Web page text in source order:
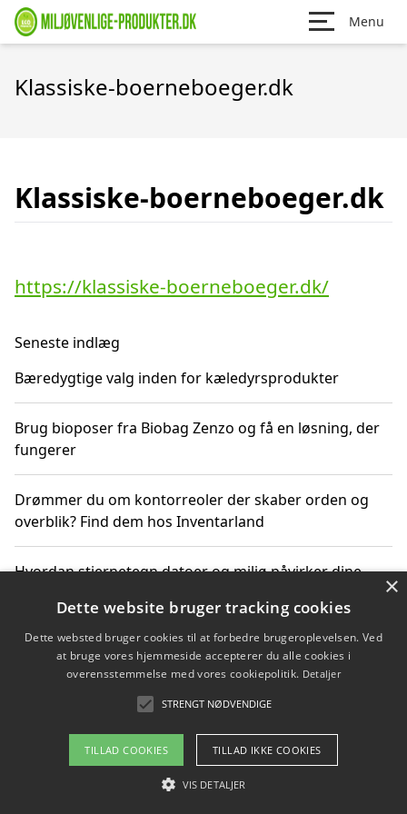
Menu
Klassiske-boerneboeger.dk
Klassiske-boerneboeger.dk
https://klassiske-boerneboeger.dk/
Seneste indlæg
Bæredygtige valg inden for kæledyrsprodukter
Brug bioposer fra Biobag Zenzo og få en løsning, der
fungerer
Drømmer du om kontorreoler der skaber orden og
overblik? Find dem hos Inventarland
Hvordan stjernetegn datoer og miljø påvirker dine
Bæredygtige gadgets til en grønnere hverdag
Om / kontakt
Blog Betingelser
×
Dette website bruger tracking cookies
Dette websted bruger cookies til at forbedre brugeroplevelsen. Ved
at bruge vores hjemmeside accepterer du alle cookies i
overensstemmelse med vores cookiepolitik. Detaljer
STRENGT NØDVENDIGE
TILLAD COOKIES TILLAD IKKE COOKIES
VIS DETALJER